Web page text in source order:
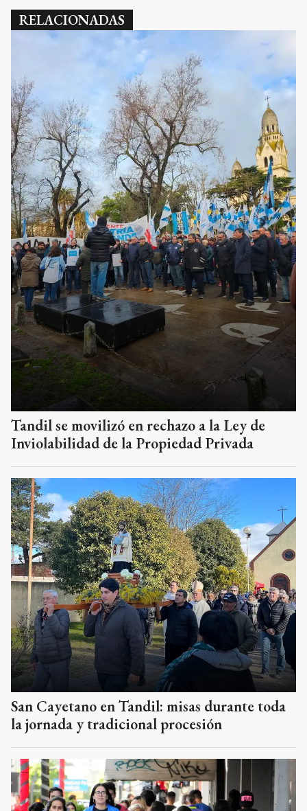
RELACIONADAS
Tandil se movilizó en rechazo a la Ley de
Inviolabilidad de la Propiedad Privada
San Cayetano en Tandil: misas durante toda
la jornada y tradicional procesión